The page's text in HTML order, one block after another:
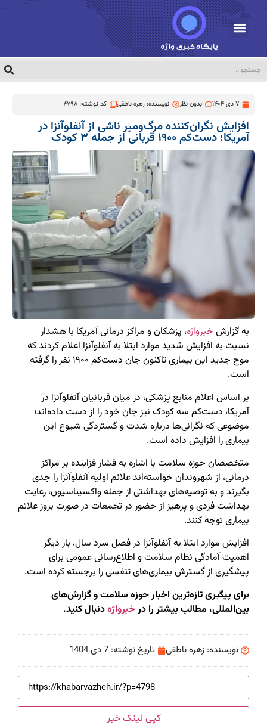
7 دی 1404 بدون نظر نویسنده:زهره ناطقی کد نوشته: 4798
افزایش نگران‌کننده مرگ‌ومیر ناشی از آنفلوآنزا در
آمریکا؛ دست‌کم ۱۹۰۰ قربانی از جمله ۳ کودک
به گزارش خبرواژه، پزشکان و مراکز درمانی آمریکا با هشدار
نسبت به افزایش شدید موارد ابتلا به آنفلوآنزا اعلام کردند که
موج جدید این بیماری تاکنون جان دست‌کم ۱۹۰۰ نفر را گرفته
است.
بر اساس اعلام منابع پزشکی، در میان قربانیان آنفلوآنزا در
آمریکا، دست‌کم سه کودک نیز جان خود را از دست داده‌اند؛
موضوعی که نگرانی‌ها درباره شدت و گستردگی شیوع این
بیماری را افزایش داده است.
متخصصان حوزه سلامت با اشاره به فشار فزاینده بر مراکز
درمانی، از شهروندان خواسته‌اند علائم اولیه آنفلوآنزا را جدی
بگیرند و به توصیه‌های بهداشتی از جمله واکسیناسیون، رعایت
بهداشت فردی و پرهیز از حضور در تجمعات در صورت بروز علائم
بیماری توجه کنند.
افزایش موارد ابتلا به آنفلوآنزا در فصل سرد سال، بار دیگر
اهمیت آمادگی نظام سلامت و اطلاع‌رسانی عمومی برای
پیشگیری از گسترش بیماری‌های تنفسی را برجسته کرده است.
برای پیگیری تازه‌ترین اخبار حوزه سلامت و گزارش‌های
بین‌المللی، مطالب بیشتر را درخبرواژهدنبال کنید.
نویسنده: زهره ناطقی تاریخ نوشته: 7 دی 1404
کپی لینک خبر